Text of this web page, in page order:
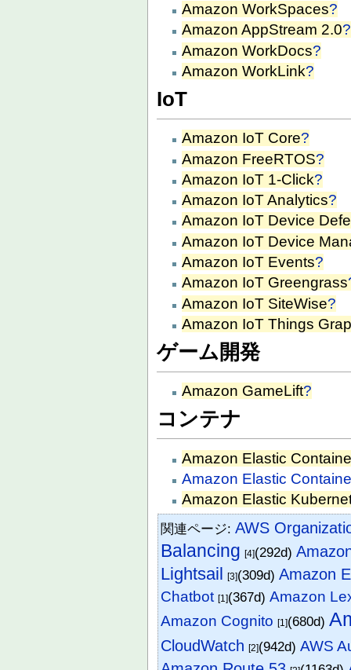
Amazon WorkSpaces?
Amazon AppStream 2.0?
Amazon WorkDocs?
Amazon WorkLink?
IoT
Amazon IoT Core?
Amazon FreeRTOS?
Amazon IoT 1-Click?
Amazon IoT Analytics?
Amazon IoT Device
Amazon IoT Device
Amazon IoT Events?
Amazon IoT Greengrass
Amazon IoT SiteWise?
Amazon IoT Things
ゲーム開発
Amazon GameLift?
コンテナ
Amazon Elastic
Amazon Elastic
Amazon Elastic
関連ページ:AWS
Balancing [4](292d)
Lightsail [3](309d)Amazon
Chatbot [1](367d)Amazon
Amazon Cognito [1](680d)
CloudWatch [2](942d)AWS